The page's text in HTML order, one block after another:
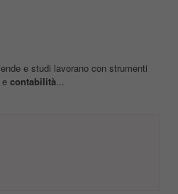
e studi lavorano con strumenti
contabilità...